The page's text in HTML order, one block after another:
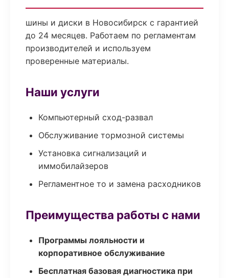
шины и диски в Новосибирск с гарантией
до 24 месяцев. Работаем по регламентам
производителей и используем
проверенные материалы.
Наши услуги
Компьютерный сход-развал
Обслуживание тормозной системы
Установка сигнализаций и
иммобилайзеров
Регламентное то и замена расходников
Преимущества работы с нами
Программы лояльности и
корпоративное обслуживание
Бесплатная базовая диагностика при